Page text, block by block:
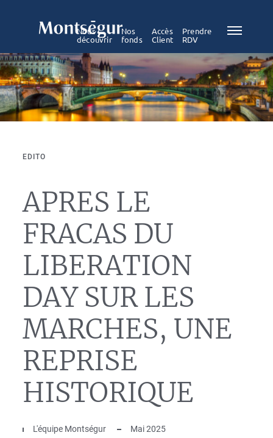
Nous
découvrir
Nos
fonds
Accès
Client
Prendre
RDV
EDITO
APRES LE
FRACAS DU
LIBERATION
DAY SUR LES
MARCHES, UNE
REPRISE
HISTORIQUE
L'équipe Montségur Mai 2025